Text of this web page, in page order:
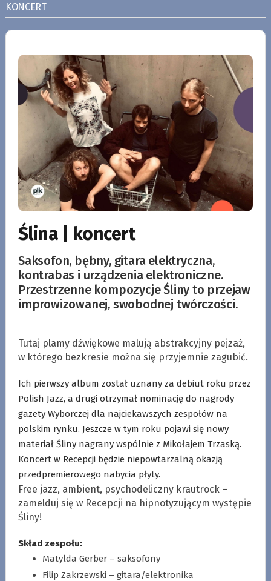
KONCERT
Ślina | koncert
Saksofon, bębny, gitara elektryczna,
kontrabas i urządzenia elektroniczne.
Przestrzenne kompozycje Śliny to przejaw
improwizowanej, swobodnej twórczości.
Tutaj plamy dźwiękowe malują abstrakcyjny pejzaż,
w którego bezkresie można się przyjemnie zagubić.
Ich pierwszy album został uznany za debiut roku przez
Polish Jazz, a drugi otrzymał nominację do nagrody
gazety Wyborczej dla najciekawszych zespołów na
polskim rynku. Jeszcze w tym roku pojawi się nowy
materiał Śliny nagrany wspólnie z Mikołajem Trzaską.
Koncert w Recepcji będzie niepowtarzalną okazją
przedpremierowego nabycia płyty.
Free jazz, ambient, psychodeliczny krautrock –
zamelduj się w Recepcji na hipnotyzującym występie
Śliny!
Skład zespołu:
Matylda Gerber – saksofony
Filip Zakrzewski – gitara/elektronika